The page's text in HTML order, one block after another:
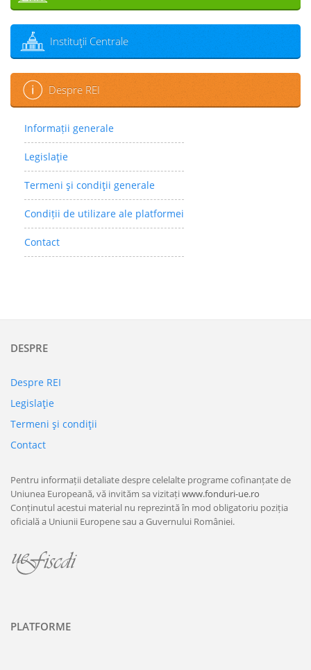
Instituţii Centrale
Despre REI
Informații generale
Legislaţie
Termeni şi condiţii generale
Condiții de utilizare ale platformei
Contact
DESPRE
Despre REI
Legislaţie
Termeni şi condiţii
Contact
Pentru informații detaliate despre celelalte programe cofinanțate de
Uniunea Europeană, vă invităm sa vizitațiwww.fonduri-ue.ro
Conținutul acestui material nu reprezintă în mod obligatoriu poziția
oficială a Uniunii Europene sau a Guvernului României.
PLATFORME